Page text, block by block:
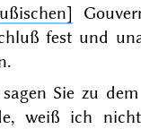
fest und
Sie zu
weiß ich